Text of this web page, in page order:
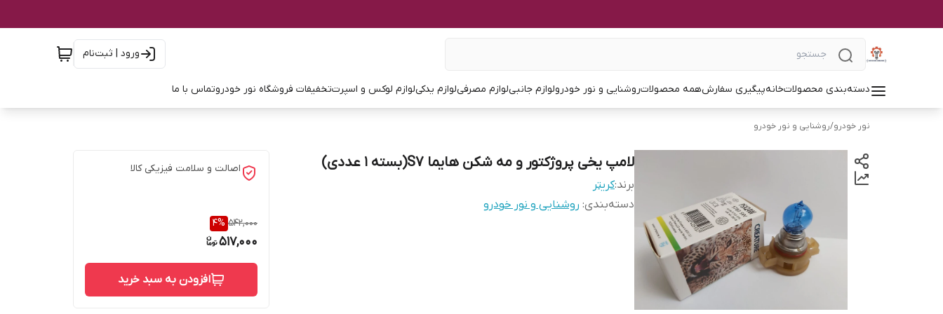
ورود | ثبت‌نام
دسته‌بندی محصولاتخانهپیگیری سفارشهمه محصولاتروشنایی و نور خودرولوازم جانبیلوازم مصرفیلوازم یدکیلوازم لوکس و اسپرتتخفیفات فروشگاه نور خودروتماس با ما
نور خودرو/روشنایی و نور خودرو
لامپ یخی پروژکتور و مه شکن هایما S7(بسته ۱ عددی)
برند:کریتر
دسته‌بندی: روشنایی و نور خودرو
اصالت و سلامت فیزیکی کالا
542,000
4%
517,000
افزودن به سبد خرید